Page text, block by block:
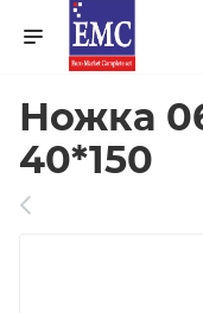
Ножка
40*150